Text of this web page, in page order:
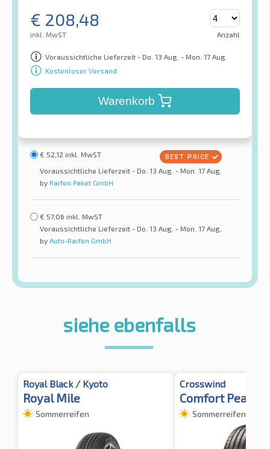
€ 208,48
inkl. MwST Anzahl
Voraussichtliche Lieferzeit - Do. 13 Aug. - Mon. 17 Aug.
Kostenloser Versand
Warenkorb
€ 52,12 inkl. MwST
Voraussichtliche Lieferzeit - Do. 13 Aug. - Mon. 17 Aug.
by Raifen Paket GmbH
€ 57,06 inkl. MwST
Voraussichtliche Lieferzeit - Do. 13 Aug. - Mon. 17 Aug.
by Auto-Raifen GmbH
siehe ebenfalls
Royal Black / Kyoto
Royal Mile
Sommerreifen
Crosswind
Comfort Peak
Sommerreifen